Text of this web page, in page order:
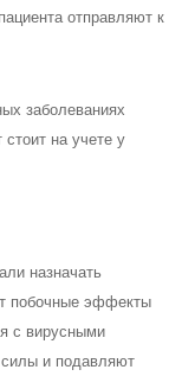
отправляют к
заболеваниях
на учете у
назначать
побочные эффекты
с вирусными
и подавляют